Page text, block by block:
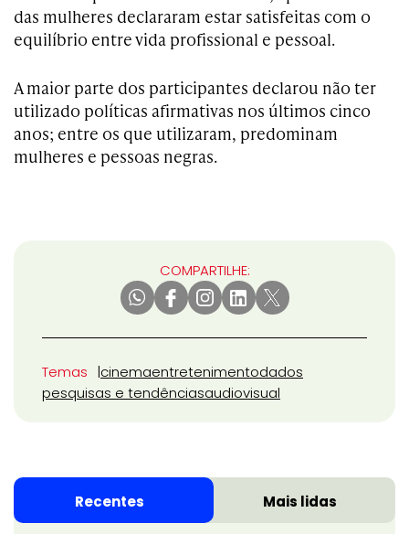
das mulheres declararam estar satisfeitas com o
equilíbrio entre vida profissional e pessoal.
A maior parte dos participantes declarou não ter
utilizado políticas afirmativas nos últimos cinco
anos; entre os que utilizaram, predominam
mulheres e pessoas negras.
COMPARTILHE:
Temas cinemaentretenimentodados
pesquisas e tendênciasaudiovisual
Recentes Mais lidas